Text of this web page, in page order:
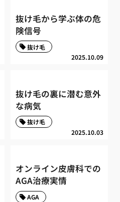
抜け毛から学ぶ体の危
険信号
2025.10.09
抜け毛
抜け毛の裏に潜む意外
な病気
2025.10.03
抜け毛
オンライン皮膚科での
AGA治療実情
AGA